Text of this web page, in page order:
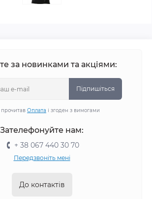
за новинками та акціями:
Підпишіться
Оплата і згоден з вимогами
Зателефонуйте нам:
+ 38 067 440 30 70
Передзвоніть мені
До контактів